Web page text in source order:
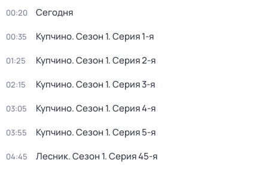
00:20 Сегодня
00:35 Купчино. Сезон 1. Серия 1-я
01:25 Купчино. Сезон 1. Серия 2-я
02:15 Купчино. Сезон 1. Серия 3-я
03:05 Купчино. Сезон 1. Серия 4-я
03:55 Купчино. Сезон 1. Серия 5-я
04:45 Лесник. Сезон 1. Серия 45-я